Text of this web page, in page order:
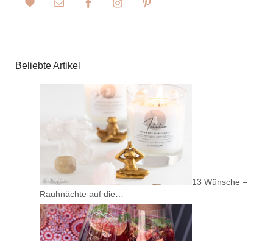
Beliebte Artikel
13 Wünsche –
Rauhnächte auf die…